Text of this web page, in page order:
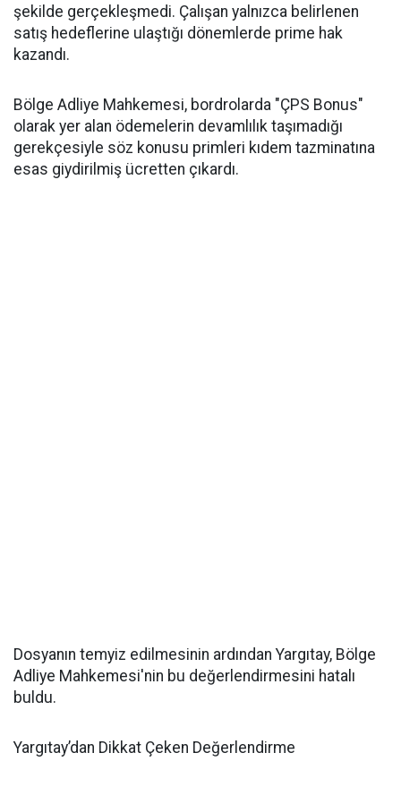
şekilde gerçekleşmedi. Çalışan yalnızca belirlenen
satış hedeflerine ulaştığı dönemlerde prime hak
kazandı.
Bölge Adliye Mahkemesi, bordrolarda "ÇPS Bonus"
olarak yer alan ödemelerin devamlılık taşımadığı
gerekçesiyle söz konusu primleri kıdem tazminatına
esas giydirilmiş ücretten çıkardı.
Dosyanın temyiz edilmesinin ardından Yargıtay, Bölge
Adliye Mahkemesi'nin bu değerlendirmesini hatalı
buldu.
Yargıtay’dan Dikkat Çeken Değerlendirme